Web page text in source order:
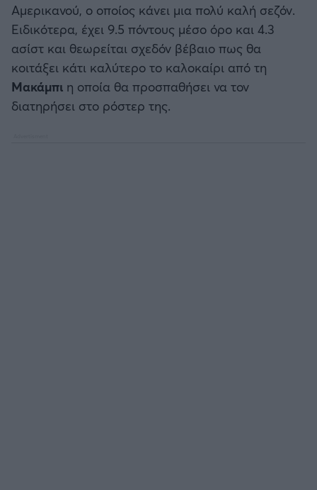
Ατλέτικο Μαδρίτης
Μάντσεστερ Γιουνάιτεντ
Μάντσεστερ Σίτι
Αμερικανού, ο οποίος κάνει μια πολύ καλή σεζόν.
Ειδικότερα, έχει 9.5 πόντους μέσο όρο και 4.3
ασίστ και θεωρείται σχεδόν βέβαιο πως θα
κοιτάξει κάτι καλύτερο το καλοκαίρι από τη
Μακάμπι η οποία θα προσπαθήσει να τον
διατηρήσει στο ρόστερ της.